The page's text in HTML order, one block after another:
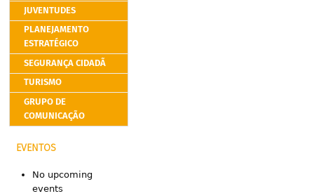
JUVENTUDES
PLANEJAMENTO
ESTRATÉGICO
SEGURANÇA CIDADÃ
TURISMO
GRUPO DE
COMUNICAÇÃO
EVENTOS
No upcoming
events